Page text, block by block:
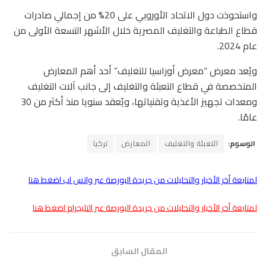
واستحوذت دول الاتحاد الأوروبي على 20% من إجمالي صادرات
قطاع الطباعة والتغليف المصرية خلال الأشهر التسعة الأولى من
عام 2024.
ويُعد معرض “معرض أوراسيا للتغليف” أحد أهم المعارض
المتخصصة في قطاع التعبئة والتغليف إلى جانب آلات التغليف
ومعدات تجهيز الأغذية وتقنياتها، ويُعقد سنويا منذ أكثر من 30
عامًا.
الوسوم: التعبئة والتغليف المعارض تركيا
لمتابعة أخر الأخبار والتحليلات من جريدة البورصة عبر واتس اب اضغط هنا
لمتابعة أخر الأخبار والتحليلات من جريدة البورصة عبر التليجرام اضغط هنا
المقال السابق